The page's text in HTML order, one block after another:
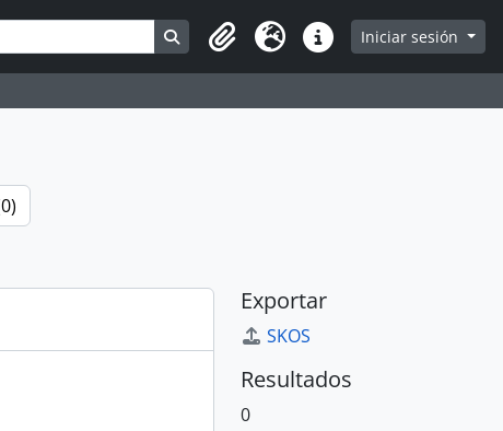
Search in browse page
Portapapeles
Idioma Enlaces rápidos
Iniciar sesión
Exportar
SKOS
Resultados
0